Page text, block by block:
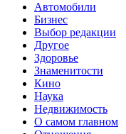
Автомобили
Бизнес
Выбор редакции
Другое
Здоровье
Знаменитости
Кино
Наука
Недвижимость
О самом главном